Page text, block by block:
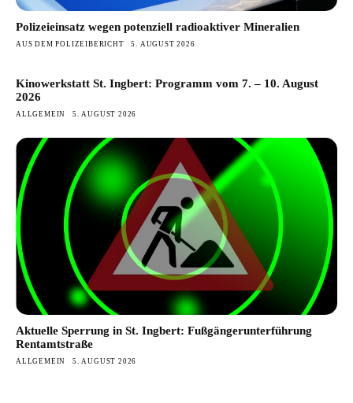
Polizeieinsatz wegen potenziell radioaktiver Mineralien
AUS DEM POLIZEIBERICHT 5. AUGUST 2026
Kinowerkstatt St. Ingbert: Programm vom 7. – 10. August
2026
ALLGEMEIN 5. AUGUST 2026
Aktuelle Sperrung in St. Ingbert: Fußgängerunterführung
Rentamtstraße
ALLGEMEIN 5. AUGUST 2026